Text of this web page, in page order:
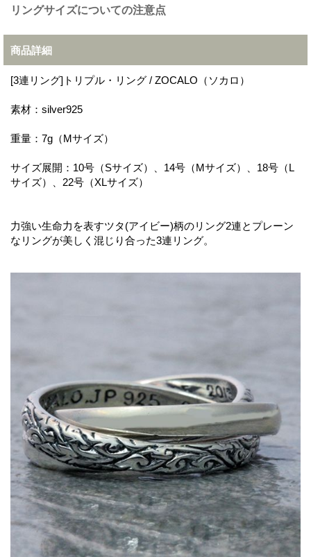
リングサイズについての注意点
商品詳細
[3連リング]トリプル・リング / ZOCALO（ソカロ）
素材：silver925
重量：7g（Mサイズ）
サイズ展開：10号（Sサイズ）、14号（Mサイズ）、18号（L
サイズ）、22号（XLサイズ）
力強い生命力を表すツタ(アイビー)柄のリング2連とプレーン
なリングが美しく混じり合った3連リング。